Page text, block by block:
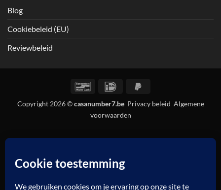
Blog
Cookiebeleid (EU)
Reviewbeleid
BancontactIDeal
Copyright 2026 ©casanumber7.be Privacy beleid Algemene
voorwaarden